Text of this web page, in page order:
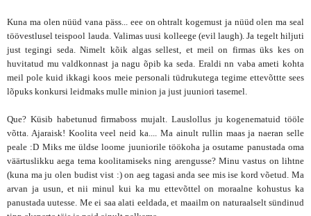
Kuna ma olen nüüd vana päss... eee on ohtralt kogemust ja nüüd olen ma seal
töövestlusel teispool lauda. Valimas uusi kolleege (evil laugh). Ja tegelt hiljuti
just tegingi seda. Nimelt kõik algas sellest, et meil on firmas üks kes on
huvitatud mu valdkonnast ja nagu õpib ka seda. Eraldi nn vaba ameti kohta
meil pole kuid ikkagi koos meie personali tüdrukutega tegime ettevõttte sees
lõpuks konkursi leidmaks mulle minion ja just juuniori tasemel.
Que? Küsib habetunud firmaboss mujalt. Lauslollus ju kogenematuid tööle
võtta. Ajaraisk! Koolita veel neid ka.... Ma ainult rullin maas ja naeran selle
peale :D Miks me üldse loome juuniorile töökoha ja osutame panustada oma
väärtuslikku aega tema koolitamiseks ning arengusse? Minu vastus on lihtne
(kuna ma ju olen budist vist :) on aeg tagasi anda see mis ise kord võetud. Ma
arvan ja usun, et nii minul kui ka mu ettevõttel on moraalne kohustus ka
panustada uutesse. Me ei saa alati eeldada, et maailm on naturaalselt sündinud